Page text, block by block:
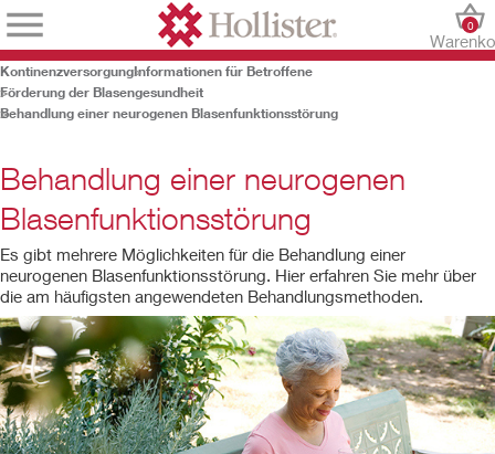
0
KontinenzversorgungInformationen für Betroffene
Förderung der Blasengesundheit
Behandlung einer neurogenen Blasenfunktionsstörung
Behandlung einer neurogenen
Blasenfunktionsstörung
Es gibt mehrere Möglichkeiten für die Behandlung einer
neurogenen Blasenfunktionsstörung. Hier erfahren Sie mehr über
die am häufigsten angewendeten Behandlungsmethoden.